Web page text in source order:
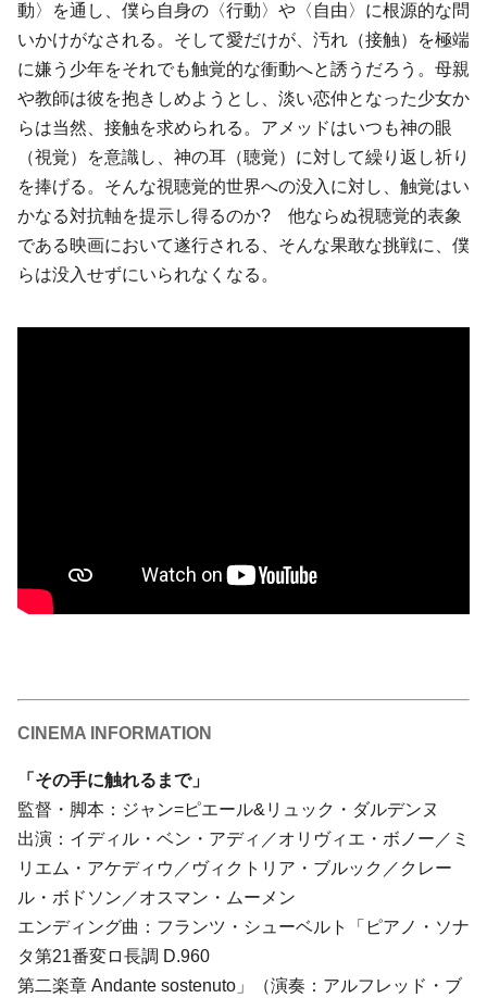
動〉を通し、僕ら自身の〈行動〉や〈自由〉に根源的な問
いかけがなされる。そして愛だけが、汚れ（接触）を極端
に嫌う少年をそれでも触覚的な衝動へと誘うだろう。母親
や教師は彼を抱きしめようとし、淡い恋仲となった少女か
らは当然、接触を求められる。アメッドはいつも神の眼
（視覚）を意識し、神の耳（聴覚）に対して繰り返し祈り
を捧げる。そんな視聴覚的世界への没入に対し、触覚はい
かなる対抗軸を提示し得るのか? 他ならぬ視聴覚的表象
である映画において遂行される、そんな果敢な挑戦に、僕
らは没入せずにいられなくなる。
CINEMA INFORMATION
「その手に触れるまで」
監督・脚本：ジャン=ピエール&リュック・ダルデンヌ
出演：イディル・ベン・アディ／オリヴィエ・ボノー／ミ
リエム・アケディウ／ヴィクトリア・ブルック／クレー
ル・ボドソン／オスマン・ムーメン
エンディング曲：フランツ・シューベルト「ピアノ・ソナ
タ第21番変ロ長調 D.960
第二楽章 Andante sostenuto」（演奏：アルフレッド・ブ